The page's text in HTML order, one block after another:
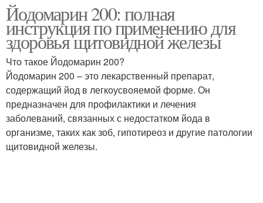
Йодомарин 200: полная
инструкция по применению для
здоровья щитовидной железы
Что такое Йодомарин 200?
Йодомарин 200 – это лекарственный препарат,
содержащий йод в легкоусвояемой форме. Он
предназначен для профилактики и лечения
заболеваний, связанных с недостатком йода в
организме, таких как зоб, гипотиреоз и другие патологии
щитовидной железы.